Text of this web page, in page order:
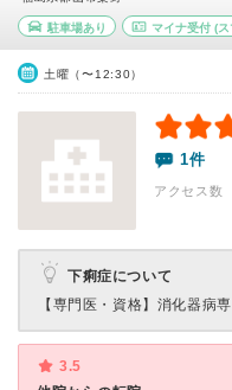
駐車場あり マイナ受付(ス
土曜（〜12:30）
1件
アクセス数
下痢症について
【専門医・資格】 消化器病
3.5